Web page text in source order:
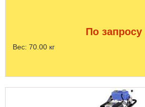
По запросу
Вес: 70.00 кг